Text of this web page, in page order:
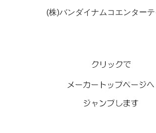
(株)バンダイナムコエンターテ